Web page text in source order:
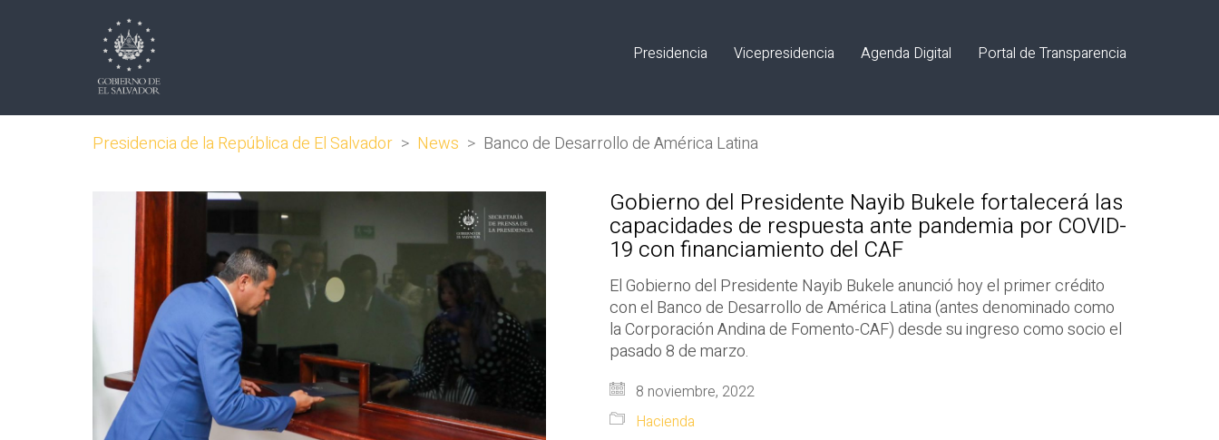
Presidencia Vicepresidencia Agenda Digital Portal de Transparencia
Presidencia de la República de El Salvador > News > Banco de Desarrollo de América Latina
Gobierno del Presidente Nayib Bukele fortalecerá las
capacidades de respuesta ante pandemia por COVID-
19 con financiamiento del CAF
El Gobierno del Presidente Nayib Bukele anunció hoy el primer crédito
con el Banco de Desarrollo de América Latina (antes denominado como
la Corporación Andina de Fomento-CAF) desde su ingreso como socio el
pasado 8 de marzo.
8 noviembre, 2022
Hacienda